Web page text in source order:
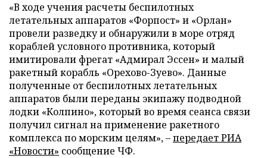
«В ходе учения расчеты беспилотных
летательных аппаратов «Форпост» и «Орлан»
провели разведку и обнаружили в море отряд
кораблей условного противника, который
имитировали фрегат «Адмирал Эссен» и малый
ракетный корабль «Орехово-Зуево». Данные
полученные от беспилотных летательных
аппаратов были переданы экипажу подводной
лодки «Колпино», который во время сеанса связи
получил сигнал на применение ракетного
комплекса по морским целям», –передаетРИА
«Новости» сообщение ЧФ.